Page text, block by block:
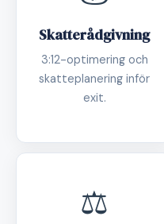
Skatterådgivning
3:12-optimering och
skatteplanering inför
exit.
⚖️